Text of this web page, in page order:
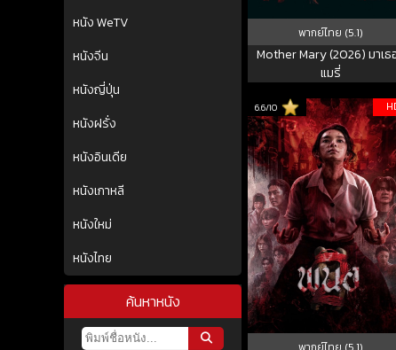
หนัง WeTV
หนังจีน
หนังญี่ปุ่น
หนังฝรั่ง
หนังอินเดีย
หนังเกาหลี
หนังใหม่
หนังไทย
ค้นหาหนัง
พากย์ไทย (5.1)
Mother Mary (2026) มาเธ
แมรี่
6.6/10